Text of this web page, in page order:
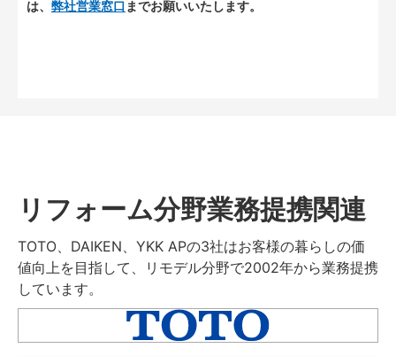
は、 弊社営業窓口 までお願いいたします。
リフォーム分野業務提携関連
TOTO、DAIKEN、YKK APの3社はお客様の暮らしの価
値向上を目指して、リモデル分野で2002年から業務提携
しています。